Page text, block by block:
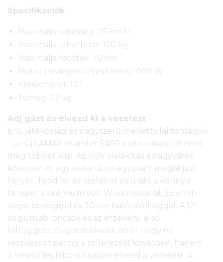
Specifikációk
Maximális sebesség: 25 km/h
Maximális teherbírás: 120 kg
Maximális hatótáv: 70 km
Motor névleges teljesítmény: 500 W
Kerékméret: 12″
Tömeg: 22 kg
Adj gázt és élvezd ki a vezetést
Erő, játékosság és nagyszerű menettulajdonságok
– az új LAMAX eLander SA50 elektromos rollerrel
még többet kap. Az SUV kialakítás a nagyváros
közepén és egy erdei úton egyaránt megállja a
helyét. Tépd fel az aszfaltot és urald a könnyű
terepet a prémium 500 W-os motorral, 25 km/h
végsebességgel és 70 km hatótávolsággal. A 12″-
os gumiabroncsok és az érzékeny első
felfüggesztés gondoskodik arról, hogy ne
reszkess öt percig a rollerezést követően, hanem
a lehető legjobb stílusban élvezd a vezetést. A